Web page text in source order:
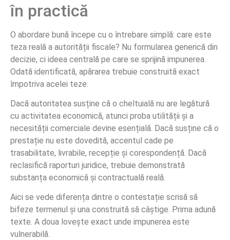
în practică
O abordare bună începe cu o întrebare simplă: care este
teza reală a autorității fiscale? Nu formularea generică din
decizie, ci ideea centrală pe care se sprijină impunerea.
Odată identificată, apărarea trebuie construită exact
împotriva acelei teze.
Dacă autoritatea susține că o cheltuială nu are legătură
cu activitatea economică, atunci proba utilității și a
necesității comerciale devine esențială. Dacă susține că o
prestație nu este dovedită, accentul cade pe
trasabilitate, livrabile, recepție și corespondență. Dacă
reclasifică raporturi juridice, trebuie demonstrată
substanța economică și contractuală reală.
Aici se vede diferența dintre o contestație scrisă să
bifeze termenul și una construită să câștige. Prima adună
texte. A doua lovește exact unde impunerea este
vulnerabilă.